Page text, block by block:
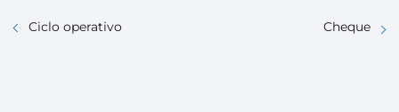
Ciclo operativo Cheque